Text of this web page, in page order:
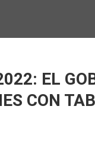
EL
CON